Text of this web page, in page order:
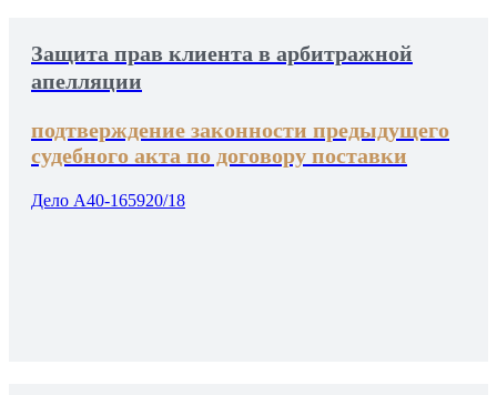
Защита прав клиента в арбитражной
апелляции
подтверждение законности предыдущего
судебного акта по договору поставки
Дело А40-165920/18